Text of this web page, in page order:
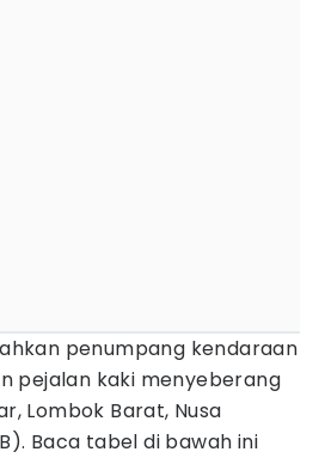
penumpang kendaraan
pejalan kaki menyeberang
Lombok Barat, Nusa
Baca tabel di bawah ini